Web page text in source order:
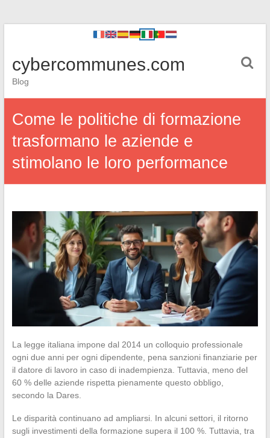
cybercommunes.com
Blog
Come le politiche di formazione
trasformano le aziende e
stimolano le loro performance
La legge italiana impone dal 2014 un colloquio professionale
ogni due anni per ogni dipendente, pena sanzioni finanziarie per
il datore di lavoro in caso di inadempienza. Tuttavia, meno del
60 % delle aziende rispetta pienamente questo obbligo,
secondo la Dares.
Le disparità continuano ad ampliarsi. In alcuni settori, il ritorno
sugli investimenti della formazione supera il 100 %. Tuttavia, tra